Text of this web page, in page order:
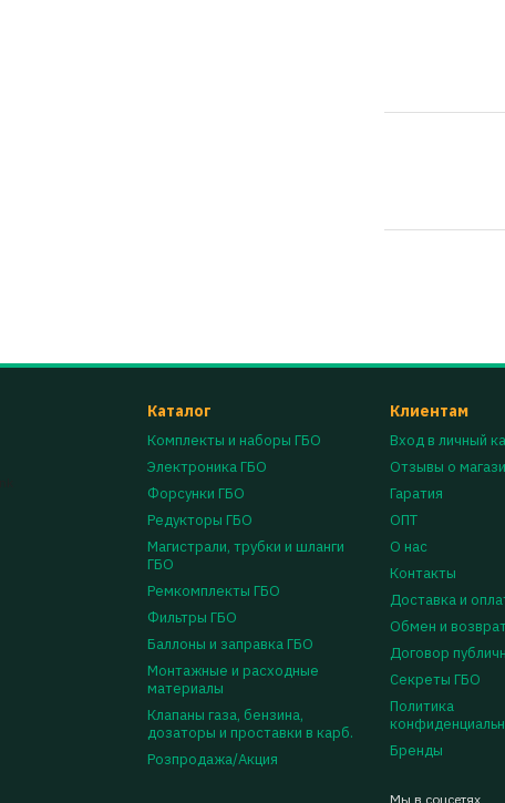
Каталог
Комплекты и наборы ГБО
Электроника ГБО
Форсунки ГБО
Редукторы ГБО
Магистрали, трубки и шланги
ГБО
Ремкомплекты ГБО
Фильтры ГБО
Баллоны и заправка ГБО
Монтажные и расходные
материалы
Клапаны газа, бензина,
дозаторы и проставки в карб.
Розпродажа/Акция
Клиентам
Вход в личный
Отзывы о
Гаратия
ОПТ
О нас
Контакты
Доставка и
Обмен и
Договор
Секреты ГБО
Политика
Бренды
Мы в соцсетях